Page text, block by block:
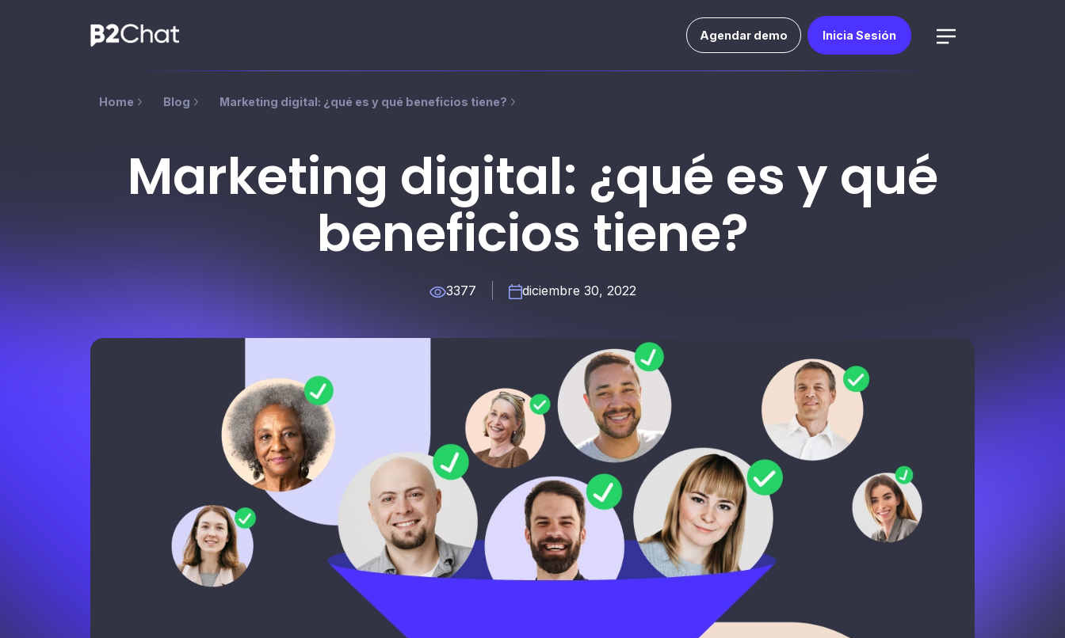
Agendar demo Inicia Sesión
Home Blog Marketing digital: ¿qué es y qué beneficios tiene?
Marketing digital: ¿qué es y qué
beneficios tiene?
3377 diciembre 30, 2022